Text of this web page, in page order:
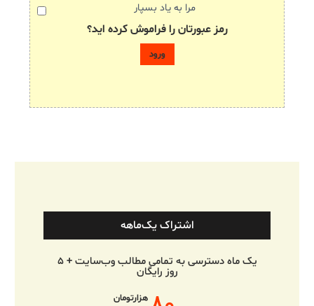
مرا به یاد بسپار
رمز عبورتان را فراموش کرده اید؟
اشتراک یک‌ماهه
یک ماه دسترسی به تمامی مطالب وب‌سایت + ۵
روز رایگان
هزارتومان